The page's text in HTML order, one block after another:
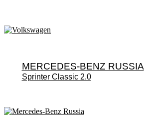
MERCEDES-BENZ RUSSIA
Sprinter Classic 2.0